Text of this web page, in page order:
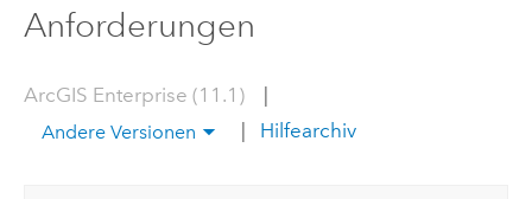
Anforderungen
ArcGIS Enterprise (11.1)
Andere Versionen Hilfearchiv